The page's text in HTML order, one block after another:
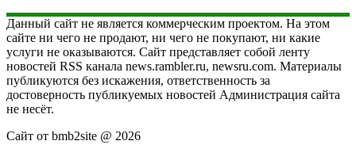
Данный сайт не является коммерческим проектом. На этом
сайте ни чего не продают, ни чего не покупают, ни какие
услуги не оказываются. Сайт представляет собой ленту
новостей RSS канала news.rambler.ru, newsru.com. Материалы
публикуются без искажения, ответственность за
достоверность публикуемых новостей Администрация сайта
не несёт.
Сайт от bmb2site @ 2026